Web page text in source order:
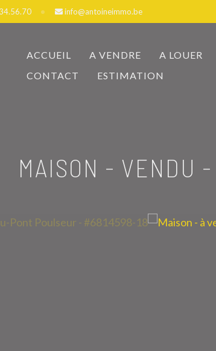
info@antoineimmo.be
ACCUEIL A VENDRE A LOUER
CONTACT
ESTIMATION
MAISON - VENDU -